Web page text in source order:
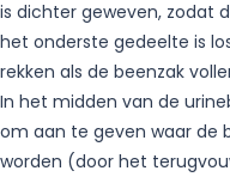
is dichter geweven, zodat
het onderste gedeelte is
rekken als de beenzak
In het midden van de
om aan te geven waar de
worden (door het